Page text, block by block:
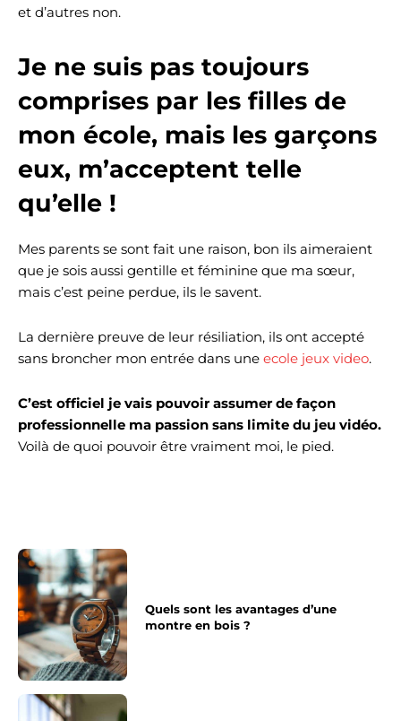
et d’autres non.
Je ne suis pas toujours
comprises par les filles de
mon école, mais les garçons
eux, m’acceptent telle
qu’elle !
Mes parents se sont fait une raison, bon ils aimeraient
que je sois aussi gentille et féminine que ma sœur,
mais c’est peine perdue, ils le savent.
La dernière preuve de leur résiliation, ils ont accepté
sans broncher mon entrée dans une ecole jeux video.
C’est officiel je vais pouvoir assumer de façon
professionnelle ma passion sans limite du jeu vidéo.
Voilà de quoi pouvoir être vraiment moi, le pied.
Quels sont les avantages d’une
montre en bois ?